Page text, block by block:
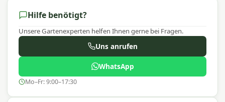
Hilfe benötigt?
Unsere Gartenexperten helfen Ihnen gerne bei Fragen.
Uns anrufen
WhatsApp
Mo–Fr: 9:00–17:30